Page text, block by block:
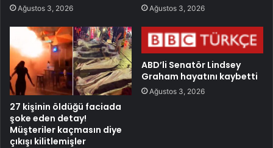
Ağustos 3, 2026 Ağustos 3, 2026
27 kişinin öldüğü faciada
şoke eden detay!
Müşteriler kaçmasın diye
çıkışı kilitlemişler
ABD’li Senatör Lindsey
Graham hayatını kaybetti
Ağustos 3, 2026